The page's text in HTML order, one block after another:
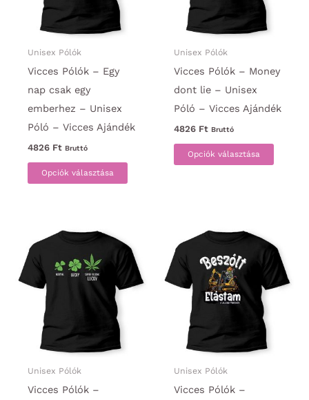
termékoldalon
választhatók
Unisex Pólók
Vicces Pólók – Egy
nap csak egy
emberhez – Unisex
Póló – Vicces Ajándék
4826 Ft Bruttó
Opciók választása
Ennek
a
variációja
van.
A
termékoldalon
választhatók
Unisex Pólók
Vicces Pólók – Money
dont lie – Unisex
Póló – Vicces Ajándék
4826 Ft Bruttó
Opciók választása
Ennek
a
van.
A
Unisex Pólók
Vicces Pólók –
Unisex Pólók
Vicces Pólók –